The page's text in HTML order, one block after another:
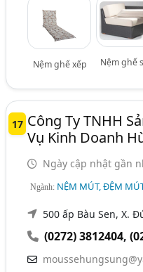
Nệm ghế xếp Nệm ghế
17 Công Ty TNHH
Vụ Kinh Doanh
Ngày cập nhật gần
Ngành: NỆM MÚT, ĐỆM
500 ấp Bàu Sen, X.
(0272) 3812404,